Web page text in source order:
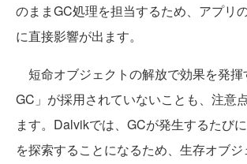
のままGC処理を担当するため、アプリ
に直接影響が出ます。
短命オブジェクトの解放で効果を発揮
GC」が採用されていないことも、注意
ます。Dalvikでは、GCが発生するたび
を探索することになるため、生存オブ